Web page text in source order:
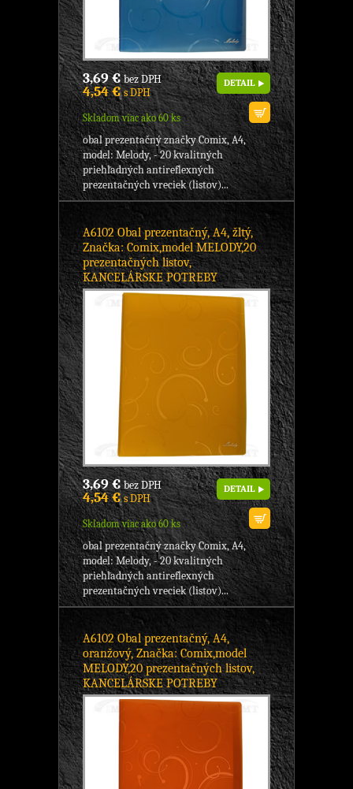
3,69 €bez DPH
4,54 €s DPH
Skladom viac ako 60 ks
DETAIL
obal prezentačný značky Comix, A4,
model: Melody, - 20 kvalitných
priehľadných antireflexných
prezentačných vreciek (listov)...
A6102 Obal prezentačný, A4, žltý,
Značka: Comix,model MELODY,20
prezentačných listov,
KANCELÁRSKE POTREBY
3,69 €bez DPH
4,54 €s DPH
Skladom viac ako 60 ks
DETAIL
obal prezentačný značky Comix, A4,
model: Melody, - 20 kvalitných
priehľadných antireflexných
prezentačných vreciek (listov)...
A6102 Obal prezentačný, A4,
oranžový, Značka: Comix,model
MELODY,20 prezentačných listov,
KANCELÁRSKE POTREBY